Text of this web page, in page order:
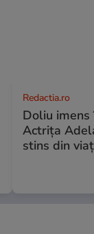
Redactia.ro
Doliu
Actrița
stins din